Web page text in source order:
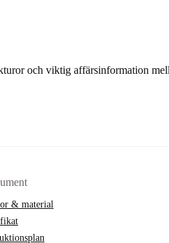
och viktig affärsinformation
& material